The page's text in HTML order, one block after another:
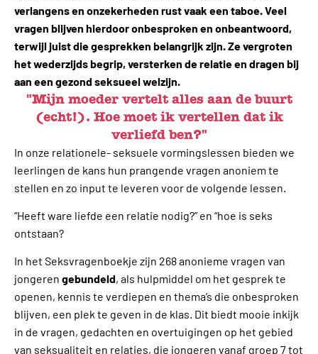
verlangens en onzekerheden rust vaak een taboe. Veel
vragen blijven hierdoor onbesproken en onbeantwoord,
terwijl juist die gesprekken belangrijk zijn. Ze vergroten
het wederzijds begrip, versterken de relatie en dragen bij
aan een gezond seksueel welzijn.
"Mijn moeder vertelt alles aan de buurt
(echt!). Hoe moet ik vertellen dat ik
verliefd ben?"
In onze relationele- seksuele vormingslessen bieden we
leerlingen de kans hun prangende vragen anoniem te
stellen en zo input te leveren voor de volgende lessen.
“Heeft ware liefde een relatie nodig?” en “hoe is seks
ontstaan?
In het Seksvragenboekje zijn 268 anonieme vragen van
jongeren gebundeld, als hulpmiddel om het gesprek te
openen, kennis te verdiepen en thema’s die onbesproken
blijven, een plek te geven in de klas. Dit biedt mooie inkijk
in de vragen, gedachten en overtuigingen op het gebied
van seksualiteit en relaties, die jongeren vanaf groep 7 tot